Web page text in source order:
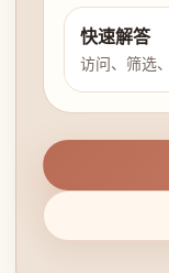
快速解答
访问、筛选